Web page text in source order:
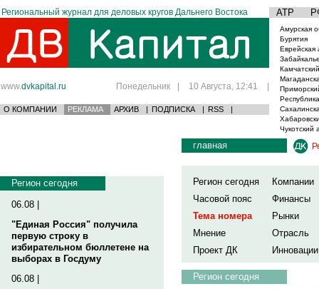
Региональный журнал для деловых кругов Дальнего Востока АТР
www.dvkapital.ru Понедельник | 10 Августа, 12:41 |
О КОМПАНИИ РЕКЛАМА АРХИВ | ПОДПИСКА | RSS |
Амурская
Бурятия
Еврейская
Чукотский
Регион сегодня
06.08 |
"Единая Россия" получила
первую строку в
избирательном бюллетене на
выборах в Госдуму
06.08 |
главная
Регион сегодня
Компании
Часовой пояс
Финансы
Тема номера
Рынки
Мнение
Отрасль
Проект ДК
Инновации
Регион сегодня